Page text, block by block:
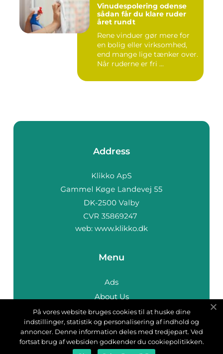
Vinudespolering odense
sådan får du klare ruder
året rundt
Rene vinduer gør mere for
en bolig eller virksomhed,
end mange lige tænker over.
Når ruderne er fri ...
Address
web: www.klikko.dk
Menu
Ads
About Us
Cookies
Contact
Sitemap
På vores website bruges cookies til at huske dine
indstillinger, statistik og personalisering af indhold og
annoncer. Denne information deles med tredjepart. Ved
fortsat brug af websiden godkender du cookiepolitikken.